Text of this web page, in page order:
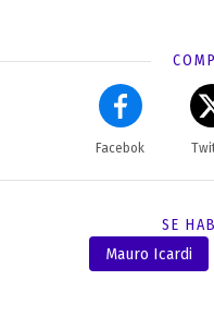
Facebok
SE
Mauro Icardi